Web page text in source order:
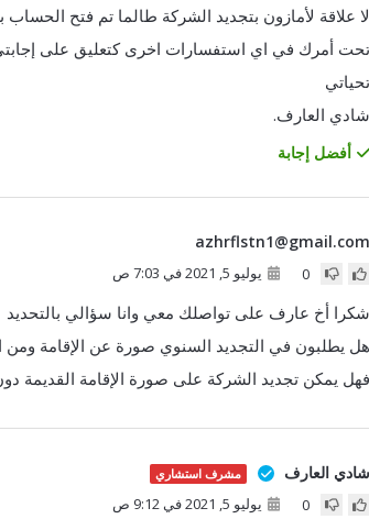
لا علاقة لأمازون بتجديد الشركة طالما تم فتح
تحت أمرك في اي استفسارات اخرى كتعليق على
تحياتي
شادي العارف.
أفضل إجابة
azhrflstn1@gmail.com
0 يوليو 5, 2021 في 7:03 ص
شكرا أخ عارف على تواصلك معي وانا سؤالي بالتحديد
هل يطلبون في التجديد السنوي صورة عن الإقامة
فهل يمكن تجديد الشركة على صورة الإقامة القديمة
شادي العارف مشرف استشاري
0 يوليو 5, 2021 في 9:12 ص